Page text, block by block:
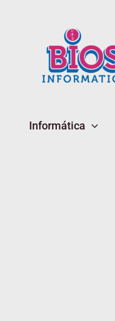
Informática